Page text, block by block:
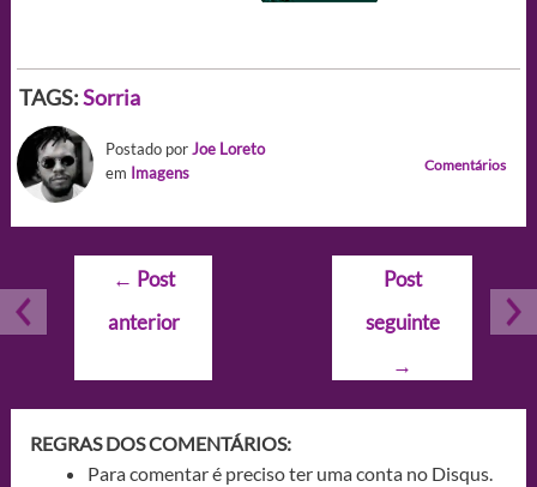
TAGS:Sorria
Postado porJoe Loreto
em Imagens Comentários
Navegação
Post
← Post
anterior
Post
seguinte
→
REGRAS DOS COMENTÁRIOS:
Para comentar é preciso ter uma conta no Disqus.